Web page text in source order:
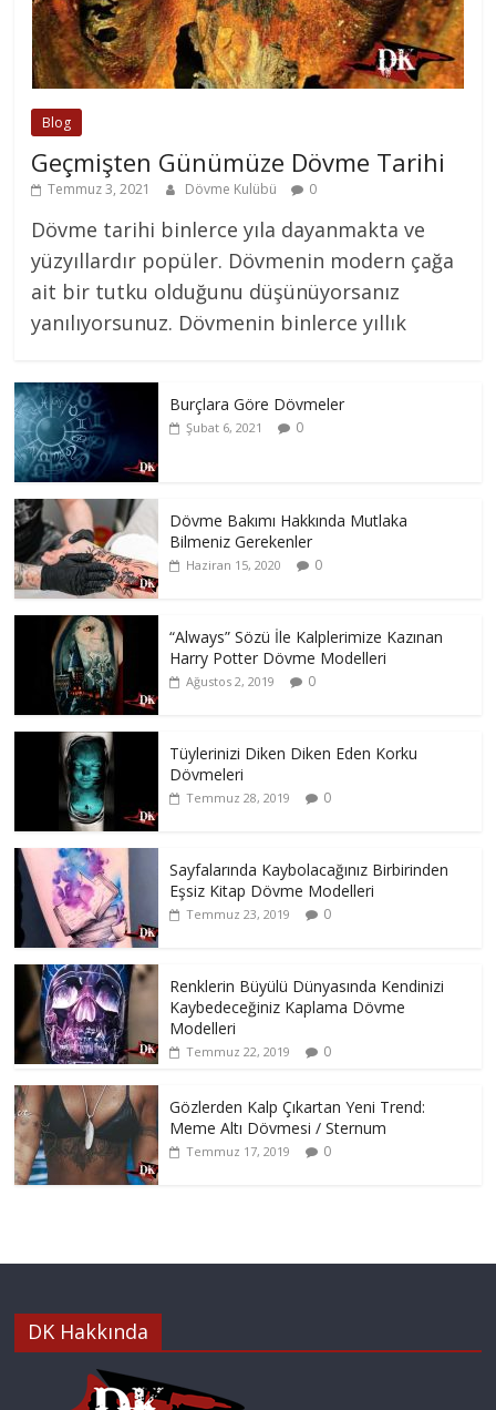
Blog
Geçmişten Günümüze Dövme Tarihi
Temmuz 3, 2021 Dövme Kulübü 0
Dövme tarihi binlerce yıla dayanmakta ve
yüzyıllardır popüler. Dövmenin modern çağa
ait bir tutku olduğunu düşünüyorsanız
yanılıyorsunuz. Dövmenin binlerce yıllık
Burçlara Göre Dövmeler
Şubat 6, 2021 0
Dövme Bakımı Hakkında Mutlaka
Bilmeniz Gerekenler
Haziran 15, 2020 0
“Always” Sözü İle Kalplerimize Kazınan
Harry Potter Dövme Modelleri
Ağustos 2, 2019 0
Tüylerinizi Diken Diken Eden Korku
Dövmeleri
Temmuz 28, 2019 0
Sayfalarında Kaybolacağınız Birbirinden
Eşsiz Kitap Dövme Modelleri
Temmuz 23, 2019 0
Renklerin Büyülü Dünyasında Kendinizi
Kaybedeceğiniz Kaplama Dövme
Modelleri
Temmuz 22, 2019 0
Gözlerden Kalp Çıkartan Yeni Trend:
Meme Altı Dövmesi / Sternum
Temmuz 17, 2019 0
DK Hakkında